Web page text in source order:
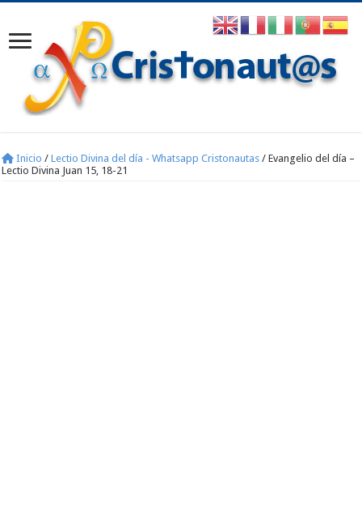
Inicio / Lectio Divina del día - Whatsapp Cristonautas / Evangelio del día –
Lectio Divina Juan 15, 18-21